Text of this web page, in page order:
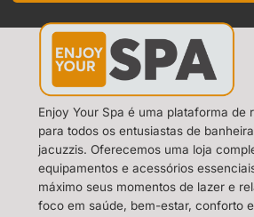
Enjoy Your Spa é uma plataforma de
para todos os entusiastas de
jacuzzis. Oferecemos uma loja
equipamentos e acessórios
máximo seus momentos de lazer e
foco em saúde, bem-estar, conforto